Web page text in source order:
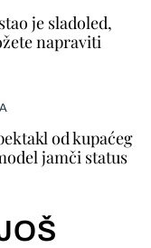
je sladoled,
napraviti
od kupaćeg
jamči status